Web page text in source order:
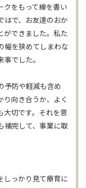
クをもって線を書い
はで、お友達のおか
ができました。私た
幅を狭めてしまわな
でした。
予防や軽減も含め
向き合うか、よく
大切です。それを意
補完して、事業に取
しっかり見て療育に